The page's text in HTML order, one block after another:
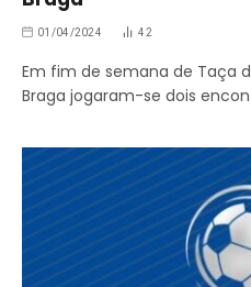
01/04/2024 42
Em fim de semana de Taça
Braga jogaram-se dois